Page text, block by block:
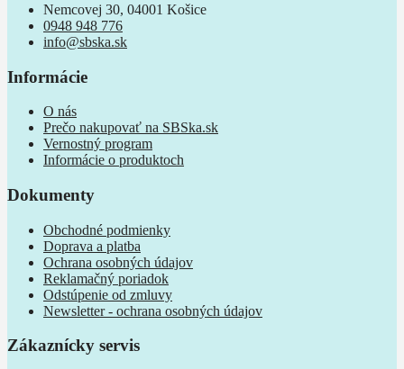
Nemcovej 30, 04001 Košice
0948 948 776
info@sbska.sk
Informácie
O nás
Prečo nakupovať na SBSka.sk
Vernostný program
Informácie o produktoch
Dokumenty
Obchodné podmienky
Doprava a platba
Ochrana osobných údajov
Reklamačný poriadok
Odstúpenie od zmluvy
Newsletter - ochrana osobných údajov
Zákaznícky servis